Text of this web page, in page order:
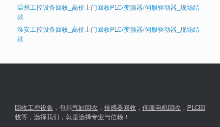
温州工控设备回收_高价上门回收PLC/变频器/伺服驱动器_现场结
款
淮安工控设备回收_高价上门回收PLC/变频器/伺服驱动器_现场结
款
回收工控设备 ，包括气缸回收 ， 传感器回收 ， 伺服电机回收 ， PLC回
收等，选择我们，就是选择专业与信赖！